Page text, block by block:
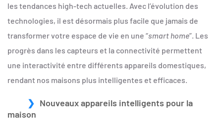
les tendances high-tech actuelles. Avec l’évolution des
technologies, il est désormais plus facile que jamais de
transformer votre espace de vie en une “smart home”. Les
progrès dans les capteurs et la connectivité permettent
une interactivité entre différents appareils domestiques,
rendant nos maisons plus intelligentes et efficaces.
Nouveaux appareils intelligents pour la
maison